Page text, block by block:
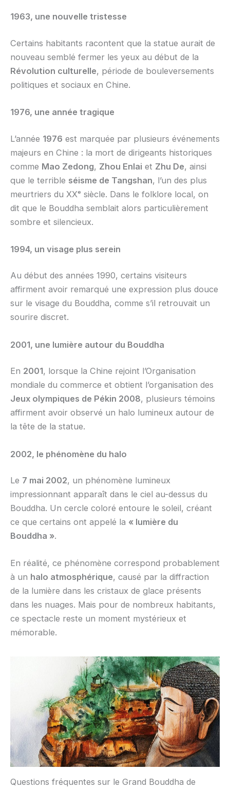
1963, une nouvelle tristesse
Certains habitants racontent que la statue aurait de
nouveau semblé fermer les yeux au début de la
Révolution culturelle, période de bouleversements
politiques et sociaux en Chine.
1976, une année tragique
L’année 1976 est marquée par plusieurs événements
majeurs en Chine : la mort de dirigeants historiques
comme Mao Zedong, Zhou Enlai et Zhu De, ainsi
que le terrible séisme de Tangshan, l’un des plus
meurtriers du XXᵉ siècle. Dans le folklore local, on
dit que le Bouddha semblait alors particulièrement
sombre et silencieux.
1994, un visage plus serein
Au début des années 1990, certains visiteurs
affirment avoir remarqué une expression plus douce
sur le visage du Bouddha, comme s’il retrouvait un
sourire discret.
2001, une lumière autour du Bouddha
En 2001, lorsque la Chine rejoint l’Organisation
mondiale du commerce et obtient l’organisation des
Jeux olympiques de Pékin 2008, plusieurs témoins
affirment avoir observé un halo lumineux autour de
la tête de la statue.
2002, le phénomène du halo
Le 7 mai 2002, un phénomène lumineux
impressionnant apparaît dans le ciel au-dessus du
Bouddha. Un cercle coloré entoure le soleil, créant
ce que certains ont appelé la « lumière du
Bouddha ».
En réalité, ce phénomène correspond probablement
à un halo atmosphérique, causé par la diffraction
de la lumière dans les cristaux de glace présents
dans les nuages. Mais pour de nombreux habitants,
ce spectacle reste un moment mystérieux et
mémorable.
Questions fréquentes sur le Grand Bouddha de